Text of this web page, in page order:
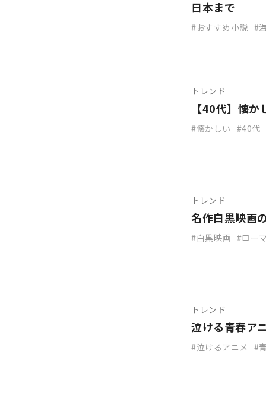
日本まで
おすすめ小説
トレンド
【40代】懐
懐かしい 40代
トレンド
名作白黒映画
白黒映画 ロー
トレンド
泣ける青春ア
泣けるアニメ